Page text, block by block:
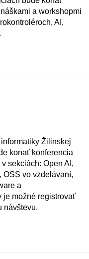
a workshopmi
AI,
Žilinskej
konať konferencia
sekciách: Open AI,
OSS vo vzdelávaní,
a
je možné registrovať
návštevu.